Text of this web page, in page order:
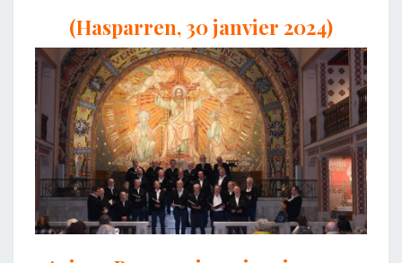
(Hasparren, 30 janvier 2024)